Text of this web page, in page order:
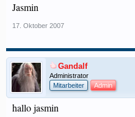
Jasmin
17. Oktober 2007
Gandalf
Administrator
Mitarbeiter
Admin
hallo jasmin